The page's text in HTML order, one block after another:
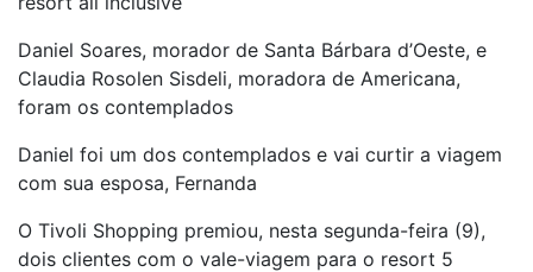
Daniel Soares, morador de Santa Bárbara d’Oeste, e
Claudia Rosolen Sisdeli, moradora de Americana,
foram os contemplados
Daniel foi um dos contemplados e vai curtir a viagem
com sua esposa, Fernanda
O Tivoli Shopping premiou, nesta segunda-feira (9),
dois clientes com o vale-viagem para o resort 5